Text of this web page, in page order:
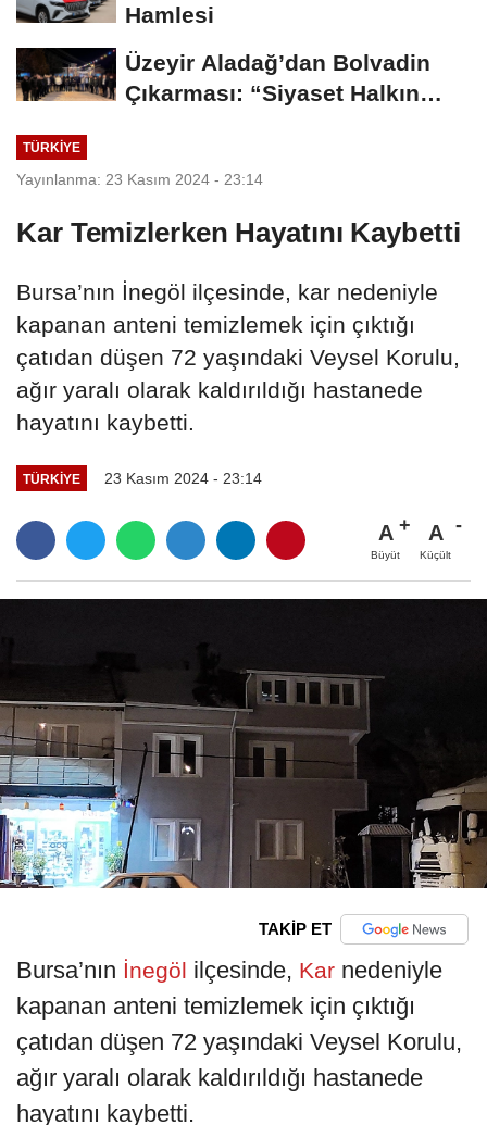
Hamlesi
Üzeyir Aladağ’dan Bolvadin
Çıkarması: “Siyaset Halkın
TÜRKIYE
Yayınlanma: 23 Kasım 2024 - 23:14
Kar Temizlerken Hayatını Kaybetti
Bursa’nın İnegöl ilçesinde, kar nedeniyle
kapanan anteni temizlemek için çıktığı
çatıdan düşen 72 yaşındaki Veysel Korulu,
ağır yaralı olarak kaldırıldığı hastanede
hayatını kaybetti.
TÜRKIYE 23 Kasım 2024 - 23:14
A
Büyüt
A
Küçült
TAKİP ET
Bursa’nın İnegöl ilçesinde, Kar nedeniyle
kapanan anteni temizlemek için çıktığı
çatıdan düşen 72 yaşındaki Veysel Korulu,
ağır yaralı olarak kaldırıldığı hastanede
hayatını kaybetti.